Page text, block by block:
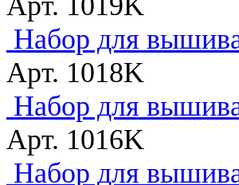
Набор для
Арт. 1018K
Набор для
Арт. 1016K
Набор для